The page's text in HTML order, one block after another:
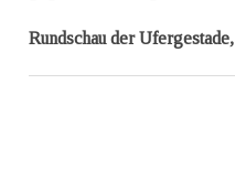
Rundschau der Ufergestade,